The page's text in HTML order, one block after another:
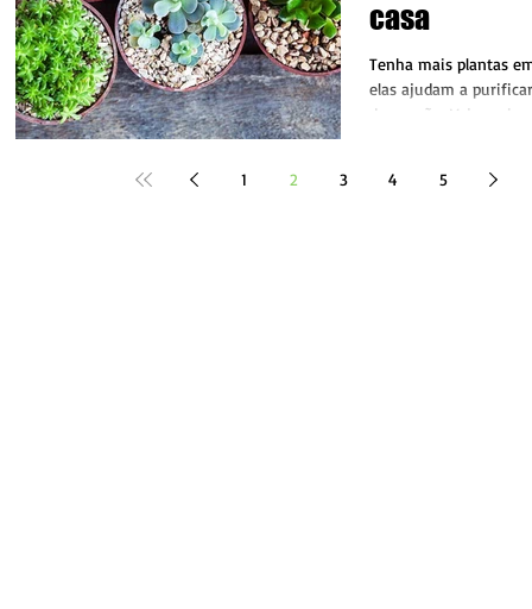
casa
Tenha mais plantas
elas ajudam a
decoração. Veja
1
2 3 4 5